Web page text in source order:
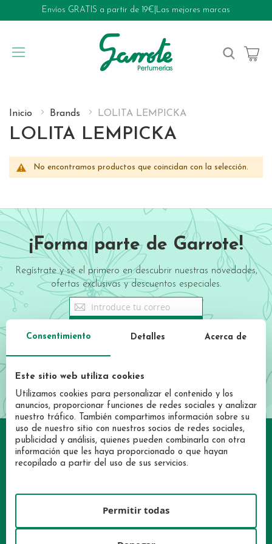
Envíos GRATIS a partir de 19€ Las mejores marcas
My Cart
Inicio Brands LOLITA LEMPICKA
LOLITA LEMPICKA
No encontramos productos que coincidan con la selección.
Consentimiento Detalles Acerca de
Este sitio web utiliza cookies
Utilizamos cookies para personalizar el contenido y los
anuncios, proporcionar funciones de redes sociales y analizar
nuestro tráfico. También compartimos información sobre su
uso de nuestro sitio con nuestros socios de redes sociales,
publicidad y análisis, quienes pueden combinarla con otra
información que les haya proporcionado o que hayan
recopilado a partir del uso de sus servicios.
Permitir todas
¡Forma parte de Garrote!
Regístrate y sé el primero en descubrir nuestras novedades,
ofertas exclusivas y descuentos especiales.
Sign
Up
Our